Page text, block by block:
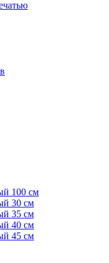
100 см
30 см
35 см
40 см
45 см